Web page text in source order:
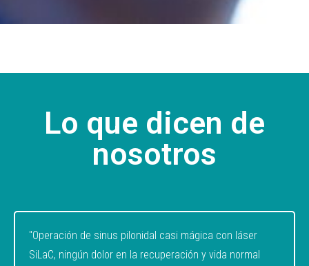
Lo que dicen de
nosotros
"Operación de sinus pilonidal casi mágica con láser
SiLaC, ningún dolor en la recuperación y vida normal